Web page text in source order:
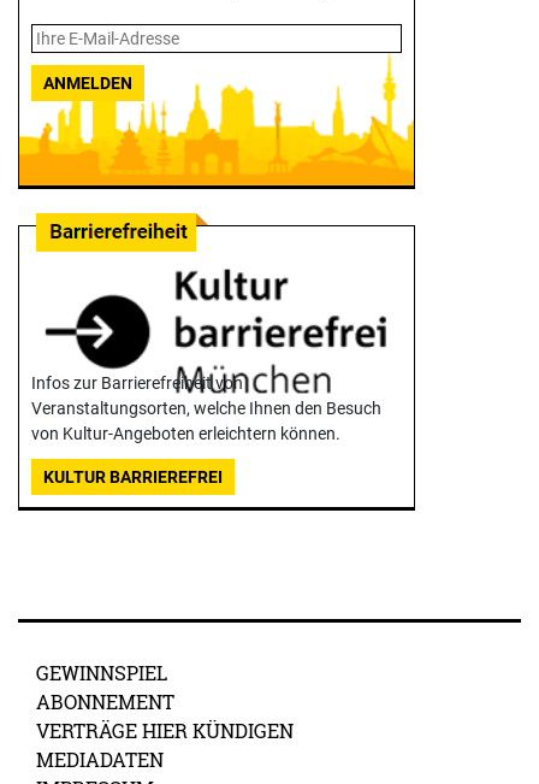
ANMELDEN
Infos zur Barrierefreiheit von
Veranstaltungsorten, welche Ihnen den Besuch
von Kultur-Angeboten erleichtern können.
KULTUR BARRIEREFREI
GEWINNSPIEL
ABONNEMENT
VERTRÄGE HIER KÜNDIGEN
MEDIADATEN